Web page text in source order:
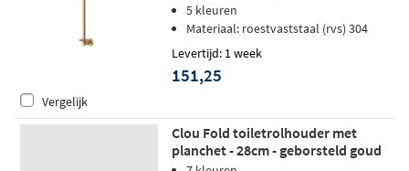
5 kleuren
Materiaal: roestvaststaal (rvs) 304
Levertijd: 1 week
151,25
Vergelijk
Clou Fold toiletrolhouder met
planchet - 28cm - geborsteld goud
pvd